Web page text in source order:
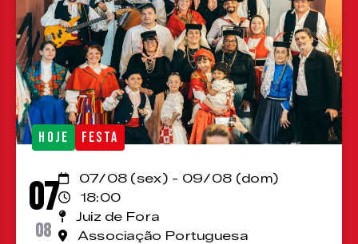
HOJE FESTA
07
08
07/08 (sex) - 09/08 (dom)
18:00
Juiz de Fora
Associação Portuguesa